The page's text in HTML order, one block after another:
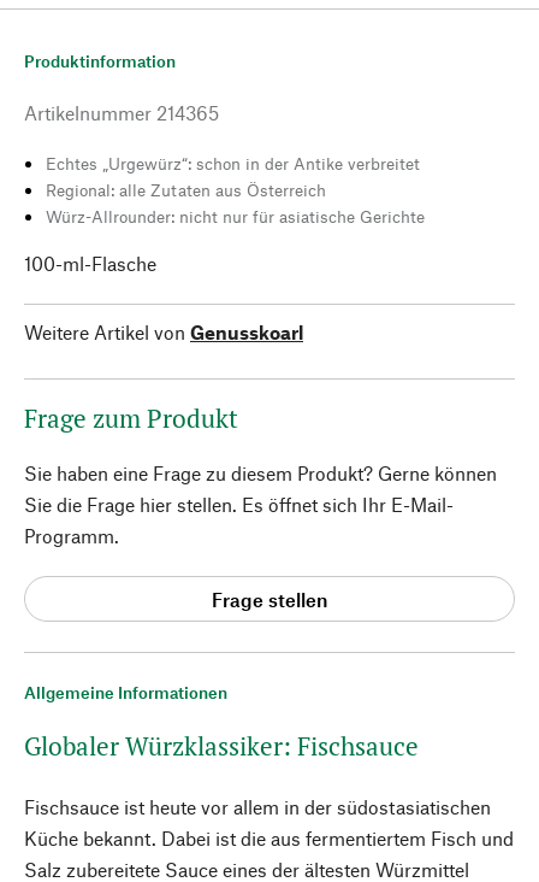
Allgemeine Informationen
Globaler Würzklassiker: Fischsauce
Fischsauce ist heute vor allem in der südostasiatischen
Küche bekannt. Dabei ist die aus fermentiertem Fisch und
Salz zubereitete Sauce eines der ältesten Würzmittel
Produktinformation
Artikelnummer 214365
Echtes „Urgewürz“: schon in der Antike verbreitet
Regional: alle Zutaten aus Österreich
Würz-Allrounder: nicht nur für asiatische Gerichte
100-ml-Flasche
Weitere Artikel von Genusskoarl
Frage zum Produkt
Sie haben eine Frage zu diesem Produkt? Gerne können
Sie die Frage hier stellen. Es öffnet sich Ihr E-Mail-
Programm.
Frage stellen